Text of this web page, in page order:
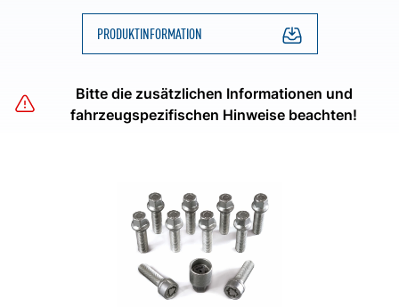
PRODUKTINFORMATION
Bitte die zusätzlichen Informationen und
fahrzeugspezifischen Hinweise beachten!